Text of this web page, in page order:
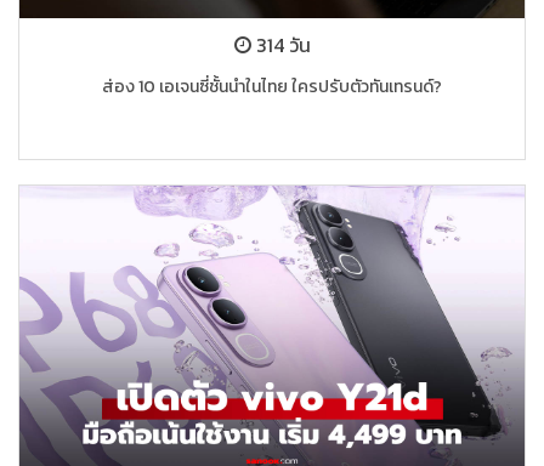
314 วัน
ส่อง 10 เอเจนซี่ชั้นนำในไทย ใครปรับตัวทันเทรนด์?